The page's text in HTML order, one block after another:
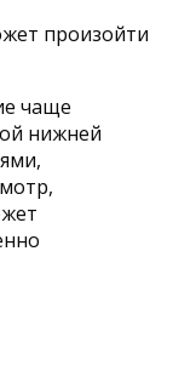
произойти
чаще
нижней